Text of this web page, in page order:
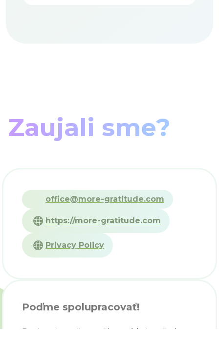
Zaujali sme?
office@more-gratitude.com
https://more-gratitude.com
Privacy Policy
Poďme spolupracovať!
Registrujte vašu značku a získajte všetky